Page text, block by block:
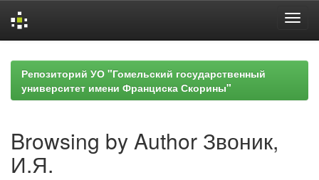
navigationРепозиторий УО "Гомельский государственный
университет имени Франциска Скорины"
Browsing by Author Звоник,
И.Я.